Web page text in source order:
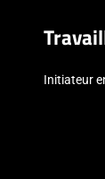
Initiateur